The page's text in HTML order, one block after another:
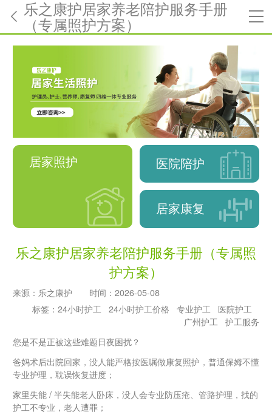
乐之康护居家养老陪护服务手册
（专属照护方案）
居家照护 医院陪护
居家康复
乐之康护居家养老陪护服务手册（专属照
护方案）
来源： 乐之康护 时间： 2026-05-08
标签：24小时护工 24小时护工价格 专业护工
医院护工
广州护工
护工服务
您是不是正被这些难题日夜困扰？
爸妈术后出院回家，没人能严格按医嘱做康复照护，普通保姆不懂
专业护理，耽误恢复进度；
家里失能 / 半失能老人卧床，没人会专业防压疮、管路护理，找的
护工不专业，老人遭罪；